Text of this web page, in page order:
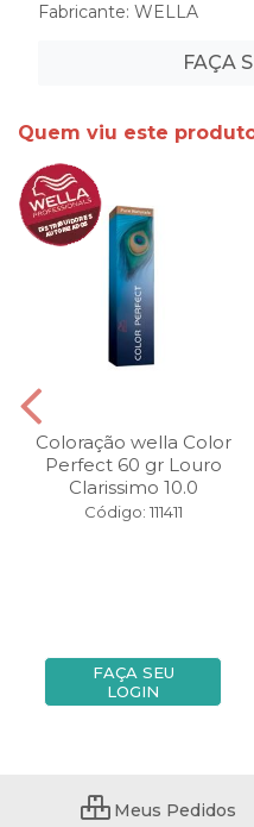
Fabricante: WELLA
FAÇA
Quem viu este
Coloração wella Color
Perfect 60 gr Louro
Clarissimo 10.0
Código: 111411
FAÇA SEU
LOGIN
Meus Pedidos